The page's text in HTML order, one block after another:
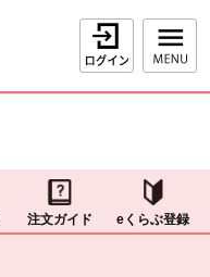
ログイン
注文ガイド eくらぶ登録